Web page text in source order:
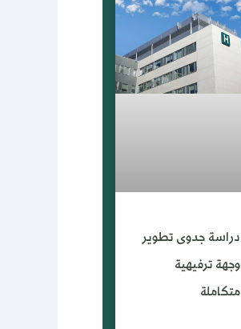
دراسة جدوى تطوير
وجهة ترفيهية
متكاملة